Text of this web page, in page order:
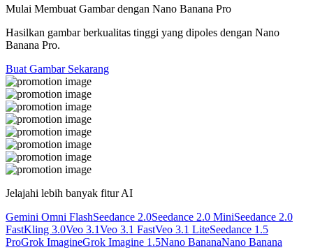
Mulai Membuat Gambar dengan Nano Banana Pro
Hasilkan gambar berkualitas tinggi yang dipoles dengan Nano
Banana Pro.
Buat Gambar Sekarang
Jelajahi lebih banyak fitur AI
Gemini Omni FlashSeedance 2.0Seedance 2.0 MiniSeedance 2.0
FastKling 3.0Veo 3.1Veo 3.1 FastVeo 3.1 LiteSeedance 1.5
ProGrok ImagineGrok Imagine 1.5Nano BananaNano Banana